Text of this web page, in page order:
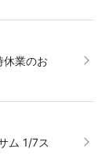
休業のお
ム 1/7ス